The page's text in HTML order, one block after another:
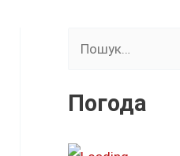
к
т
Погода